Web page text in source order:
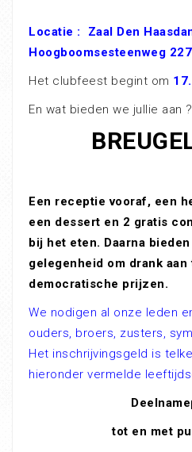
Locatie : Zaal Den
Hoogboomsesteenweg
Het clubfeest begint om
En wat bieden we jullie aan ?
Een receptie vooraf, een
een dessert en 2 gratis
bij het eten. Daarna
gelegenheid om drank
democratische prijzen.
We nodigen al onze leden
ouders, broers, zusters,
Het inschrijvingsgeld is
hieronder vermelde
tot en met